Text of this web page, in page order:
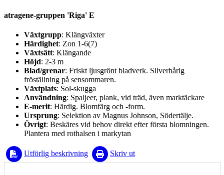
atragene-gruppen 'Riga' E
Växtgrupp: Klängväxter
Härdighet: Zon 1-6(7)
Växtsätt: Klängande
Höjd: 2-3 m
Blad/grenar: Friskt ljusgrönt bladverk. Silverhårig
fröställning på sensommaren.
Växtplats: Sol-skugga
Användning: Spaljeer, plank, vid träd, även marktäckare
E-merit: Härdig. Blomfärg och -form.
Ursprung: Selektion av Magnus Johnson, Södertälje.
Övrigt: Beskäres vid behov direkt efter första blomningen.
Plantera med rothalsen i markytan
Utförlig beskrivning Skriv ut